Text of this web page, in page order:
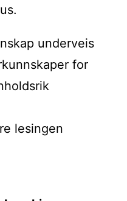
underveis
for
lesingen